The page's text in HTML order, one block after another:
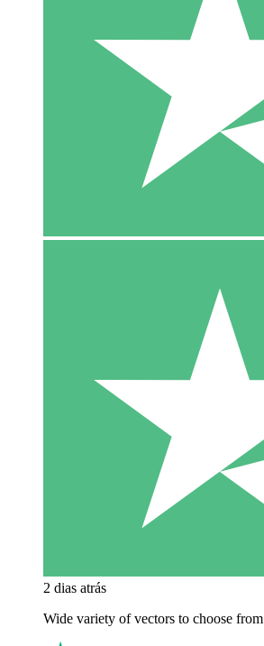
2 dias atrás
Wide variety of vectors to choose from